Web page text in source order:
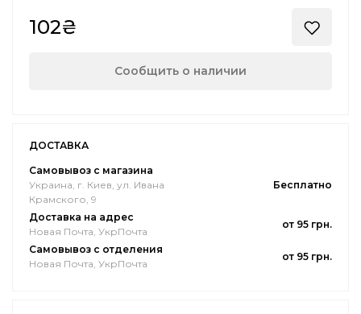
102₴
Сообщить о наличии
ДОСТАВКА
Самовывоз с магазина
Украина, г. Киев, ул. Ивана
Крамского, 9
Бесплатно
Доставка на адрес
Новая Почта, УкрПочта
от 95 грн.
Самовывоз с отделения
Новая Почта, УкрПочта
от 95 грн.